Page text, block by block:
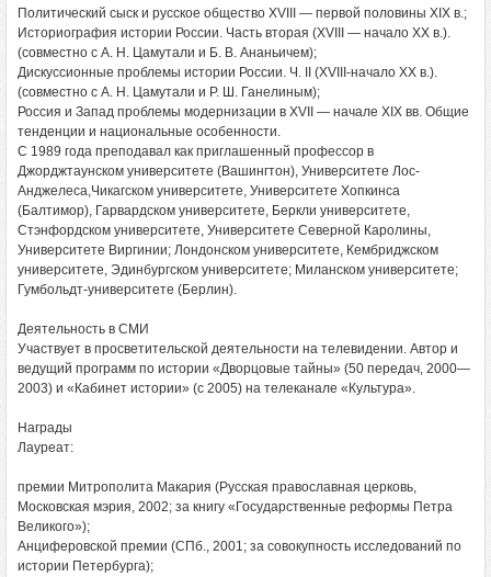
Политический сыск и русское общество XVIII — первой половины XIX в.;
Историография истории России. Часть вторая (XVIII — начало XX в.).
(совместно с А. Н. Цамутали и Б. В. Ананьичем);
Дискуссионные проблемы истории России. Ч. II (XVIII-начало XX в.).
(совместно с А. Н. Цамутали и Р. Ш. Ганелиным);
Россия и Запад проблемы модернизации в XVII — начале XIX вв. Общие
тенденции и национальные особенности.
С 1989 года преподавал как приглашенный профессор в
Джорджтаунском университете (Вашингтон), Университете Лос-
Анджелеса,Чикагском университете, Университете Хопкинса
(Балтимор), Гарвардском университете, Беркли университете,
Стэнфордском университете, Университете Северной Каролины,
Университете Виргинии; Лондонском университете, Кембриджском
университете, Эдинбургском университете; Миланском университете;
Гумбольдт-университете (Берлин).
Деятельность в СМИ
Участвует в просветительской деятельности на телевидении. Автор и
ведущий программ по истории «Дворцовые тайны» (50 передач, 2000—
2003) и «Кабинет истории» (с 2005) на телеканале «Культура».
Награды
Лауреат:
премии Митрополита Макария (Русская православная церковь,
Московская мэрия, 2002; за книгу «Государственные реформы Петра
Великого»);
Анциферовской премии (СПб., 2001; за совокупность исследований по
истории Петербурга);